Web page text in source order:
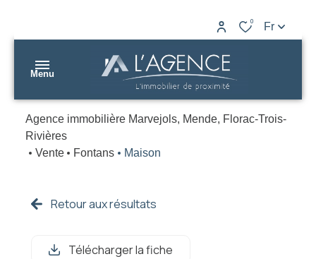
0 Fr
Menu
nos
biens
agences
Marvejols
Mende
Agence immobilière Marvejols, Mende, Florac-Trois-
Rivières
Vente
Fontans Maison
Retour aux résultats
Télécharger la fiche